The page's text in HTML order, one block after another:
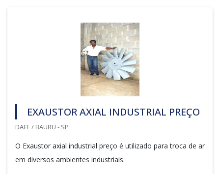
EXAUSTOR AXIAL INDUSTRIAL PREÇO
DAFE / BAURU - SP
O Exaustor axial industrial preço é utilizado para troca de ar
em diversos ambientes industriais.